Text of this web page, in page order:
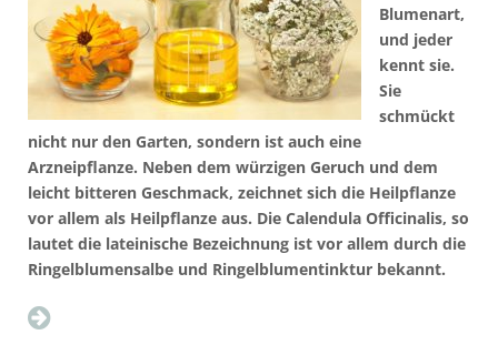
Blumenart,
und jeder
kennt sie.
Sie
schmückt
nicht nur den Garten, sondern ist auch eine
Arzneipflanze. Neben dem würzigen Geruch und dem
leicht bitteren Geschmack, zeichnet sich die Heilpflanze
vor allem als Heilpflanze aus. Die Calendula Officinalis, so
lautet die lateinische Bezeichnung ist vor allem durch die
Ringelblumensalbe und Ringelblumentinktur bekannt.